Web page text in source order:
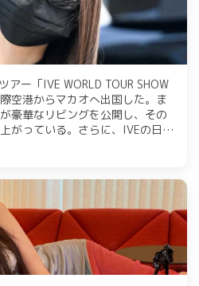
ー「IVE WORLD TOUR SHOW
空港からマカオへ出国した。ま
豪華なリビングを公開し、その
がっている。さらに、IVEの日本
DREAM」が先行配信された。